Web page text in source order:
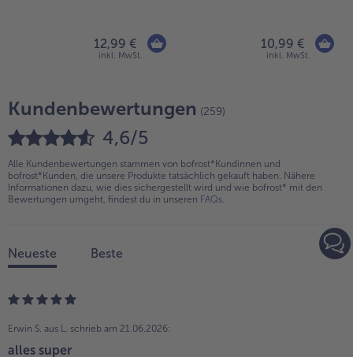
12,99 €
inkl. MwSt.
10,99 €
inkl. MwSt.
Kundenbewertungen (259)
4,6/5
Alle Kundenbewertungen stammen von bofrost*Kundinnen und
bofrost*Kunden, die unsere Produkte tatsächlich gekauft haben. Nähere
Informationen dazu, wie dies sichergestellt wird und wie bofrost* mit den
Bewertungen umgeht, findest du in unseren FAQs.
Neueste Beste
Erwin S. aus L. schrieb am 21.06.2026:
alles super